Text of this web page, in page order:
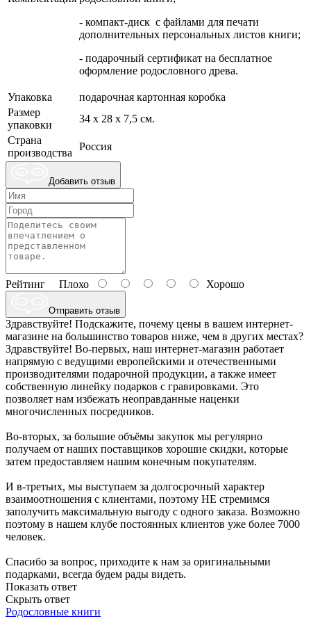
- компакт-диск с файлами для печати
дополнительных персональных листов книги;
- подарочный сертификат на бесплатное
оформление родословного древа.
Упаковка
подарочная картонная коробка
Размер
упаковки
34 х 28 х 7,5 см.
Страна
производства
Россия
Добавить отзыв
Рейтинг Плохо Хорошо
Отправить отзыв
Здравствуйте! Подскажите, почему цены в вашем интернет-
магазине на большинство товаров ниже, чем в других местах?
Здравствуйте! Во-первых, наш интернет-магазин работает
напрямую с ведущими европейскими и отечественными
производителями подарочной продукции, а также имеет
собственную линейку подарков с гравировками. Это
позволяет нам избежать неоправданные наценки
многочисленных посредников.
Во-вторых, за большие объёмы закупок мы регулярно
получаем от наших поставщиков хорошие скидки, которые
затем предоставляем нашим конечным покупателям.
И в-третьих, мы выступаем за долгосрочный характер
взаимоотношения с клиентами, поэтому НЕ стремимся
заполучить максимальную выгоду с одного заказа. Возможно
поэтому в нашем клубе постоянных клиентов уже более 7000
человек.
Спасибо за вопрос, приходите к нам за оригинальными
подарками, всегда будем рады видеть.
Показать ответ
Скрыть ответ
Родословные книги